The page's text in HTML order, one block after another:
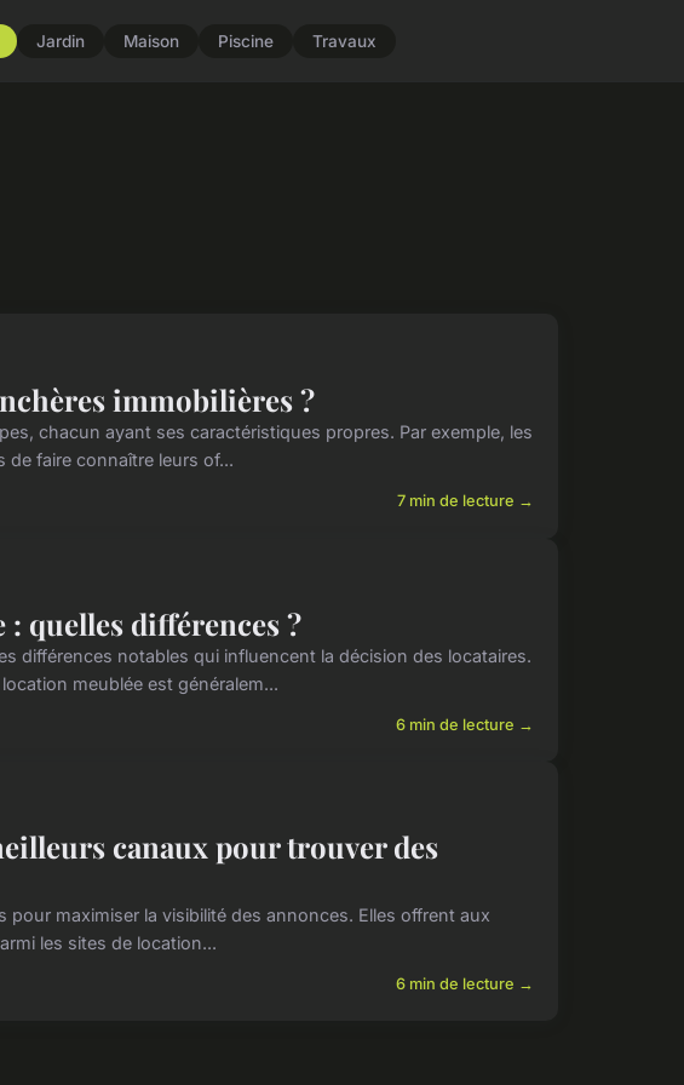
Jardin Maison Piscine Travaux
immobilières ?
chacun ayant ses caractéristiques propres. Par exemple, les
faire connaître leurs of...
7 min de lecture →
quelles différences ?
différences notables qui influencent la décision des locataires.
meublée est généralem...
6 min de lecture →
canaux pour trouver des
maximiser la visibilité des annonces. Elles offrent aux
les sites de location...
6 min de lecture →